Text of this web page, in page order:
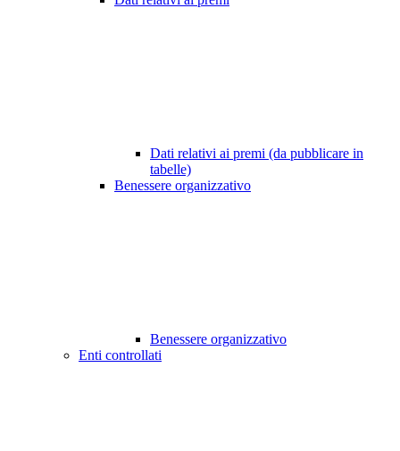
Dati relativi ai premi (da pubblicare in
tabelle)
Benessere organizzativo
Benessere organizzativo
Enti controllati